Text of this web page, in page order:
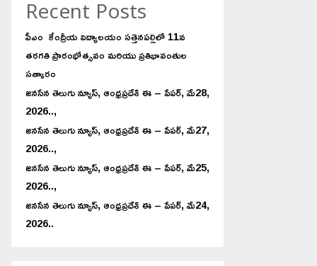
Recent Posts
పీఎం కేంద్రీయ విద్యాలయం సత్తెనపల్లిలో 11వ
తరగతి ప్రారంభోత్సవం మరియు ప్రతిభావంతుల
సత్కారం
జనసేన తెలుగు న్యూస్, ఆంధ్రప్రదేశ్ ఈ – పేపర్, మే28,
2026..,
జనసేన తెలుగు న్యూస్, ఆంధ్రప్రదేశ్ ఈ – పేపర్, మే27,
2026..,
జనసేన తెలుగు న్యూస్, ఆంధ్రప్రదేశ్ ఈ – పేపర్, మే25,
2026..,
జనసేన తెలుగు న్యూస్, ఆంధ్రప్రదేశ్ ఈ – పేపర్, మే24,
2026..